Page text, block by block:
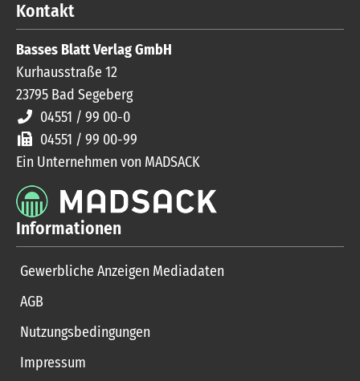
Kontakt
Basses Blatt Verlag GmbH
Kurhausstraße 12
23795 Bad Segeberg
04551 / 99 00-0
04551 / 99 00-99
Ein Unternehmen von MADSACK
Informationen
Gewerbliche Anzeigen Mediadaten
AGB
Nutzungsbedingungen
Impressum